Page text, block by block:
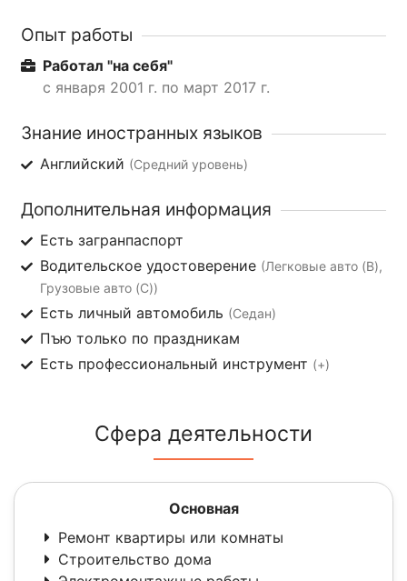
Опыт работы
Работал "на себя"
с января 2001 г. по март 2017 г.
Знание иностранных языков
Английский (Средний уровень)
Дополнительная информация
Есть загранпаспорт
Водительское удостоверение (Легковые авто (B),
Грузовые авто (C))
Есть личный автомобиль (Седан)
Пъю только по праздникам
Есть профессиональный инструмент (+)
Сфера деятельности
Основная
Ремонт квартиры или комнаты
Строительство дома